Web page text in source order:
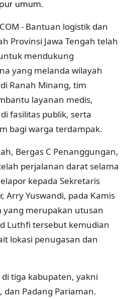
umum.
- Bantuan logistik dan
Provinsi Jawa Tengah telah
mendukung
yang melanda wilayah
Ranah Minang, tim
layanan medis,
fasilitas publik, serta
bagi warga terdampak.
Bergas C Penanggungan,
perjalanan darat selama
kepada Sekretaris
Arry Yuswandi, pada Kamis
yang merupakan utusan
Luthfi tersebut kemudian
lokasi penugasan dan
tiga kabupaten, yakni
dan Padang Pariaman.